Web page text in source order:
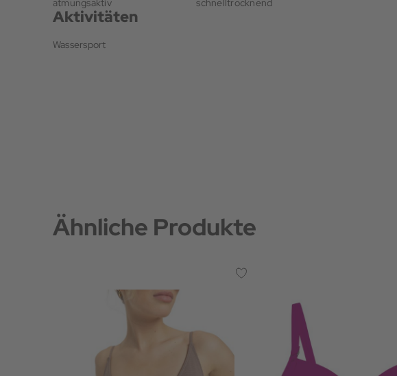
atmungsaktiv schnelltrocknend
Aktivitäten
Wassersport
Ähnliche Produkte